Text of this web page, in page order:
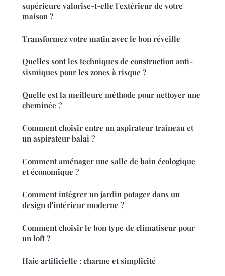
supérieure valorise-t-elle l'extérieur de votre
maison ?
Transformez votre matin avec le bon réveille
Quelles sont les techniques de construction anti-
sismiques pour les zones à risque ?
Quelle est la meilleure méthode pour nettoyer une
cheminée ?
Comment choisir entre un aspirateur traîneau et
un aspirateur balai ?
Comment aménager une salle de bain écologique
et économique ?
Comment intégrer un jardin potager dans un
design d'intérieur moderne ?
Comment choisir le bon type de climatiseur pour
un loft ?
Haie artificielle : charme et simplicité